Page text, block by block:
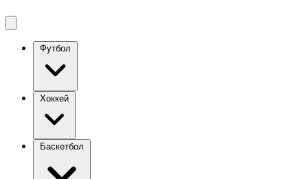
Футбол
Хоккей
Баскетбол